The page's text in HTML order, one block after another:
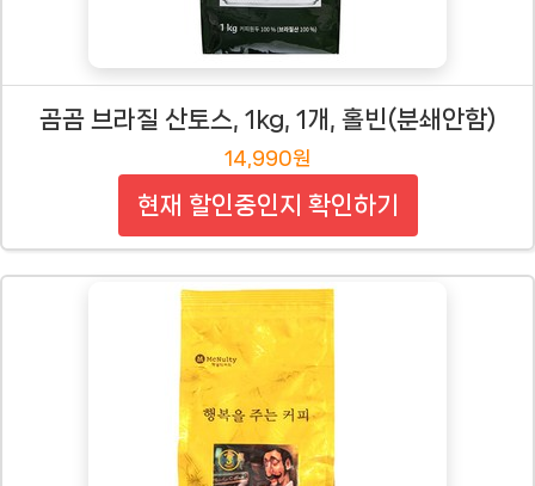
곰곰 브라질 산토스, 1kg, 1개, 홀빈(분쇄안함)
14,990원
현재 할인중인지 확인하기